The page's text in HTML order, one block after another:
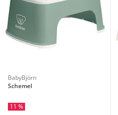
BabyBjörn
Schemel
11 %